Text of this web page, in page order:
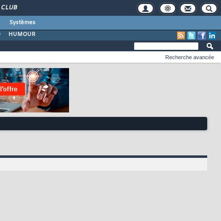
CLUB
Systèmes
HUMOUR
Recherche avancée